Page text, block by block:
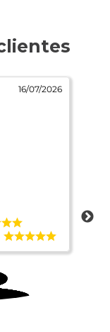
16/07/2026